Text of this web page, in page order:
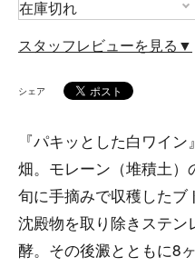
スタッフレビューを見る▼
シェア
『パキッとした白ワイ
畑。モレーン（堆積土
旬に手摘みで収穫したブ
沈殿物を取り除きステ
酵。その後澱とともに8